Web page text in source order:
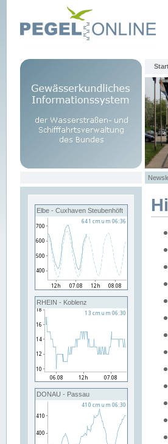
Elbe - Cuxhaven Steubenhöft
RHEIN - Koblenz
DONAU - Passau